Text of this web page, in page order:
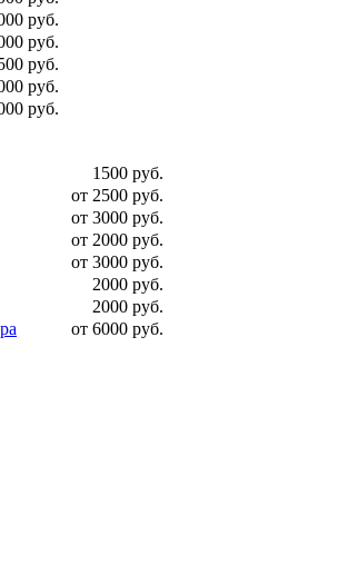
руб.
руб.
руб.
руб.
руб.
1500 руб.
от 2500 руб.
от 3000 руб.
от 2000 руб.
от 3000 руб.
2000 руб.
2000 руб.
от 6000 руб.